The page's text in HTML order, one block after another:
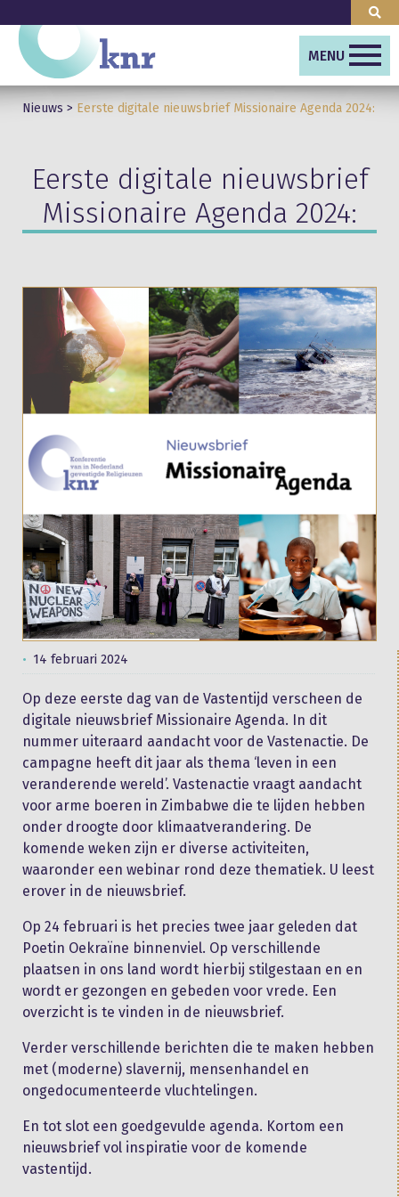
MENU
Nieuws > Eerste digitale nieuwsbrief Missionaire Agenda 2024:
Eerste digitale nieuwsbrief
Missionaire Agenda 2024:
14 februari 2024
Op deze eerste dag van de Vastentijd verscheen de
digitale nieuwsbrief Missionaire Agenda. In dit
nummer uiteraard aandacht voor de Vastenactie. De
campagne heeft dit jaar als thema ‘leven in een
veranderende wereld’. Vastenactie vraagt aandacht
voor arme boeren in Zimbabwe die te lijden hebben
onder droogte door klimaatverandering. De
komende weken zijn er diverse activiteiten,
waaronder een webinar rond deze thematiek. U leest
erover in de nieuwsbrief.
Op 24 februari is het precies twee jaar geleden dat
Poetin Oekraïne binnenviel. Op verschillende
plaatsen in ons land wordt hierbij stilgestaan en en
wordt er gezongen en gebeden voor vrede. Een
overzicht is te vinden in de nieuwsbrief.
Verder verschillende berichten die te maken hebben
met (moderne) slavernij, mensenhandel en
ongedocumenteerde vluchtelingen.
En tot slot een goedgevulde agenda. Kortom een
nieuwsbrief vol inspiratie voor de komende
vastentijd.